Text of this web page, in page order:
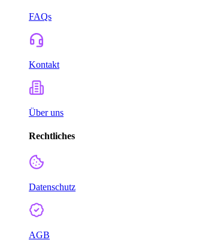
FAQs
Kontakt
Über uns
Rechtliches
Datenschutz
AGB